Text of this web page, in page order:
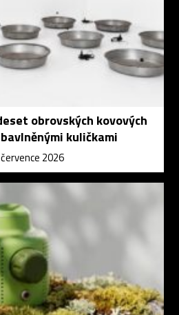
obrovských kovových
kuličkami
2026